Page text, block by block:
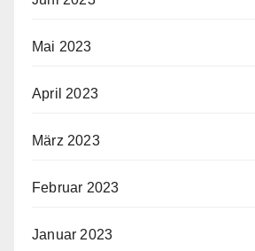
Mai 2023
April 2023
März 2023
Februar 2023
Januar 2023